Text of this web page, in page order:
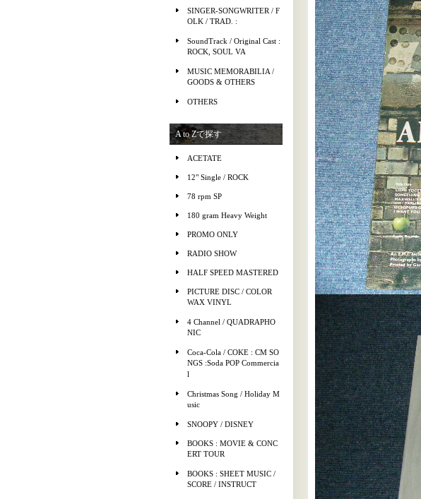
SINGER-SONGWRITER / F
OLK / TRAD. :
SoundTrack / Original Cast :
ROCK, SOUL VA
MUSIC MEMORABILIA /
GOODS & OTHERS
OTHERS
A to Zで探す
ACETATE
12" Single / ROCK
78 rpm SP
180 gram Heavy Weight
PROMO ONLY
RADIO SHOW
HALF SPEED MASTERED
PICTURE DISC / COLOR
WAX VINYL
4 Channel / QUADRAPHO
NIC
Coca-Cola / COKE : CM SO
NGS :Soda POP Commercia
l
Christmas Song / Holiday M
usic
SNOOPY / DISNEY
BOOKS : MOVIE & CONC
ERT TOUR
BOOKS : SHEET MUSIC /
SCORE / INSTRUCT